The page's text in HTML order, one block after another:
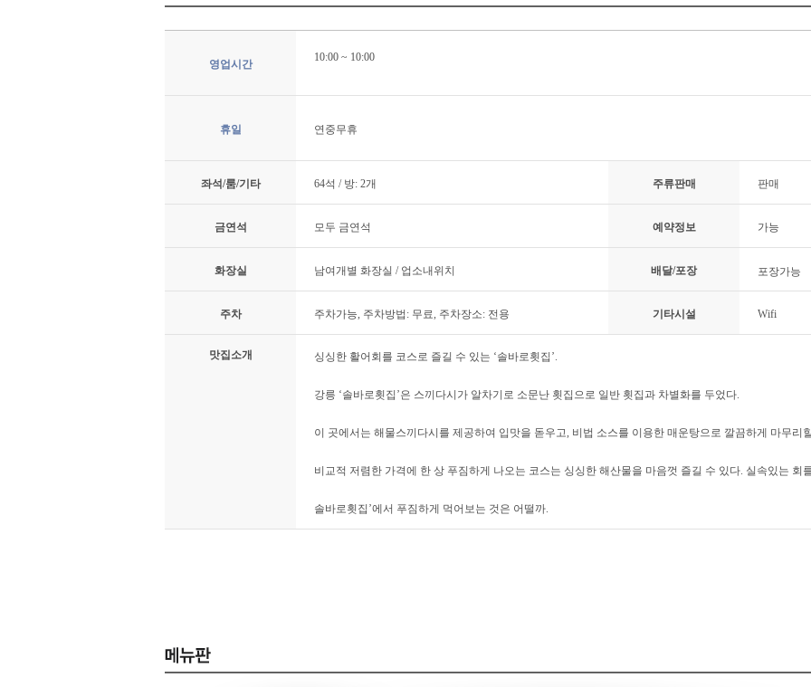
영업시간
10:00 ~ 10:00
휴일 연중무휴
좌석/룸/기타 64석 / 방: 2개 주류판매 판매
금연석 모두 금연석 예약정보 가능
화장실 남여개별 화장실 / 업소내위치 배달/포장 포장가능
주차 주차가능, 주차방법: 무료, 주차장소: 전용 기타시설 Wifi
맛집소개 싱싱한 활어회를 코스로 즐길 수 있는 ‘솔바로횟집’.
강릉 ‘솔바로횟집’은 스끼다시가 알차기로 소문난 횟집으로 일반 횟집과 차별화를 두었다.
이 곳에서는 해물스끼다시를 제공하여 입맛을 돋우고, 비법 소스를 이용한 매운탕으로 깔끔하게 마무리
비교적 저렴한 가격에 한 상 푸짐하게 나오는 코스는 싱싱한 해산물을 마음껏 즐길 수 있다. 실속있는 회
솔바로횟집’에서 푸짐하게 먹어보는 것은 어떨까.